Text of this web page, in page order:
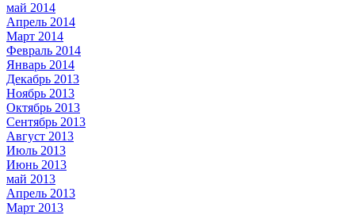
май 2014
Апрель 2014
Март 2014
Февраль 2014
Январь 2014
Декабрь 2013
Ноябрь 2013
Октябрь 2013
Сентябрь 2013
Август 2013
Июль 2013
Июнь 2013
май 2013
Апрель 2013
Март 2013